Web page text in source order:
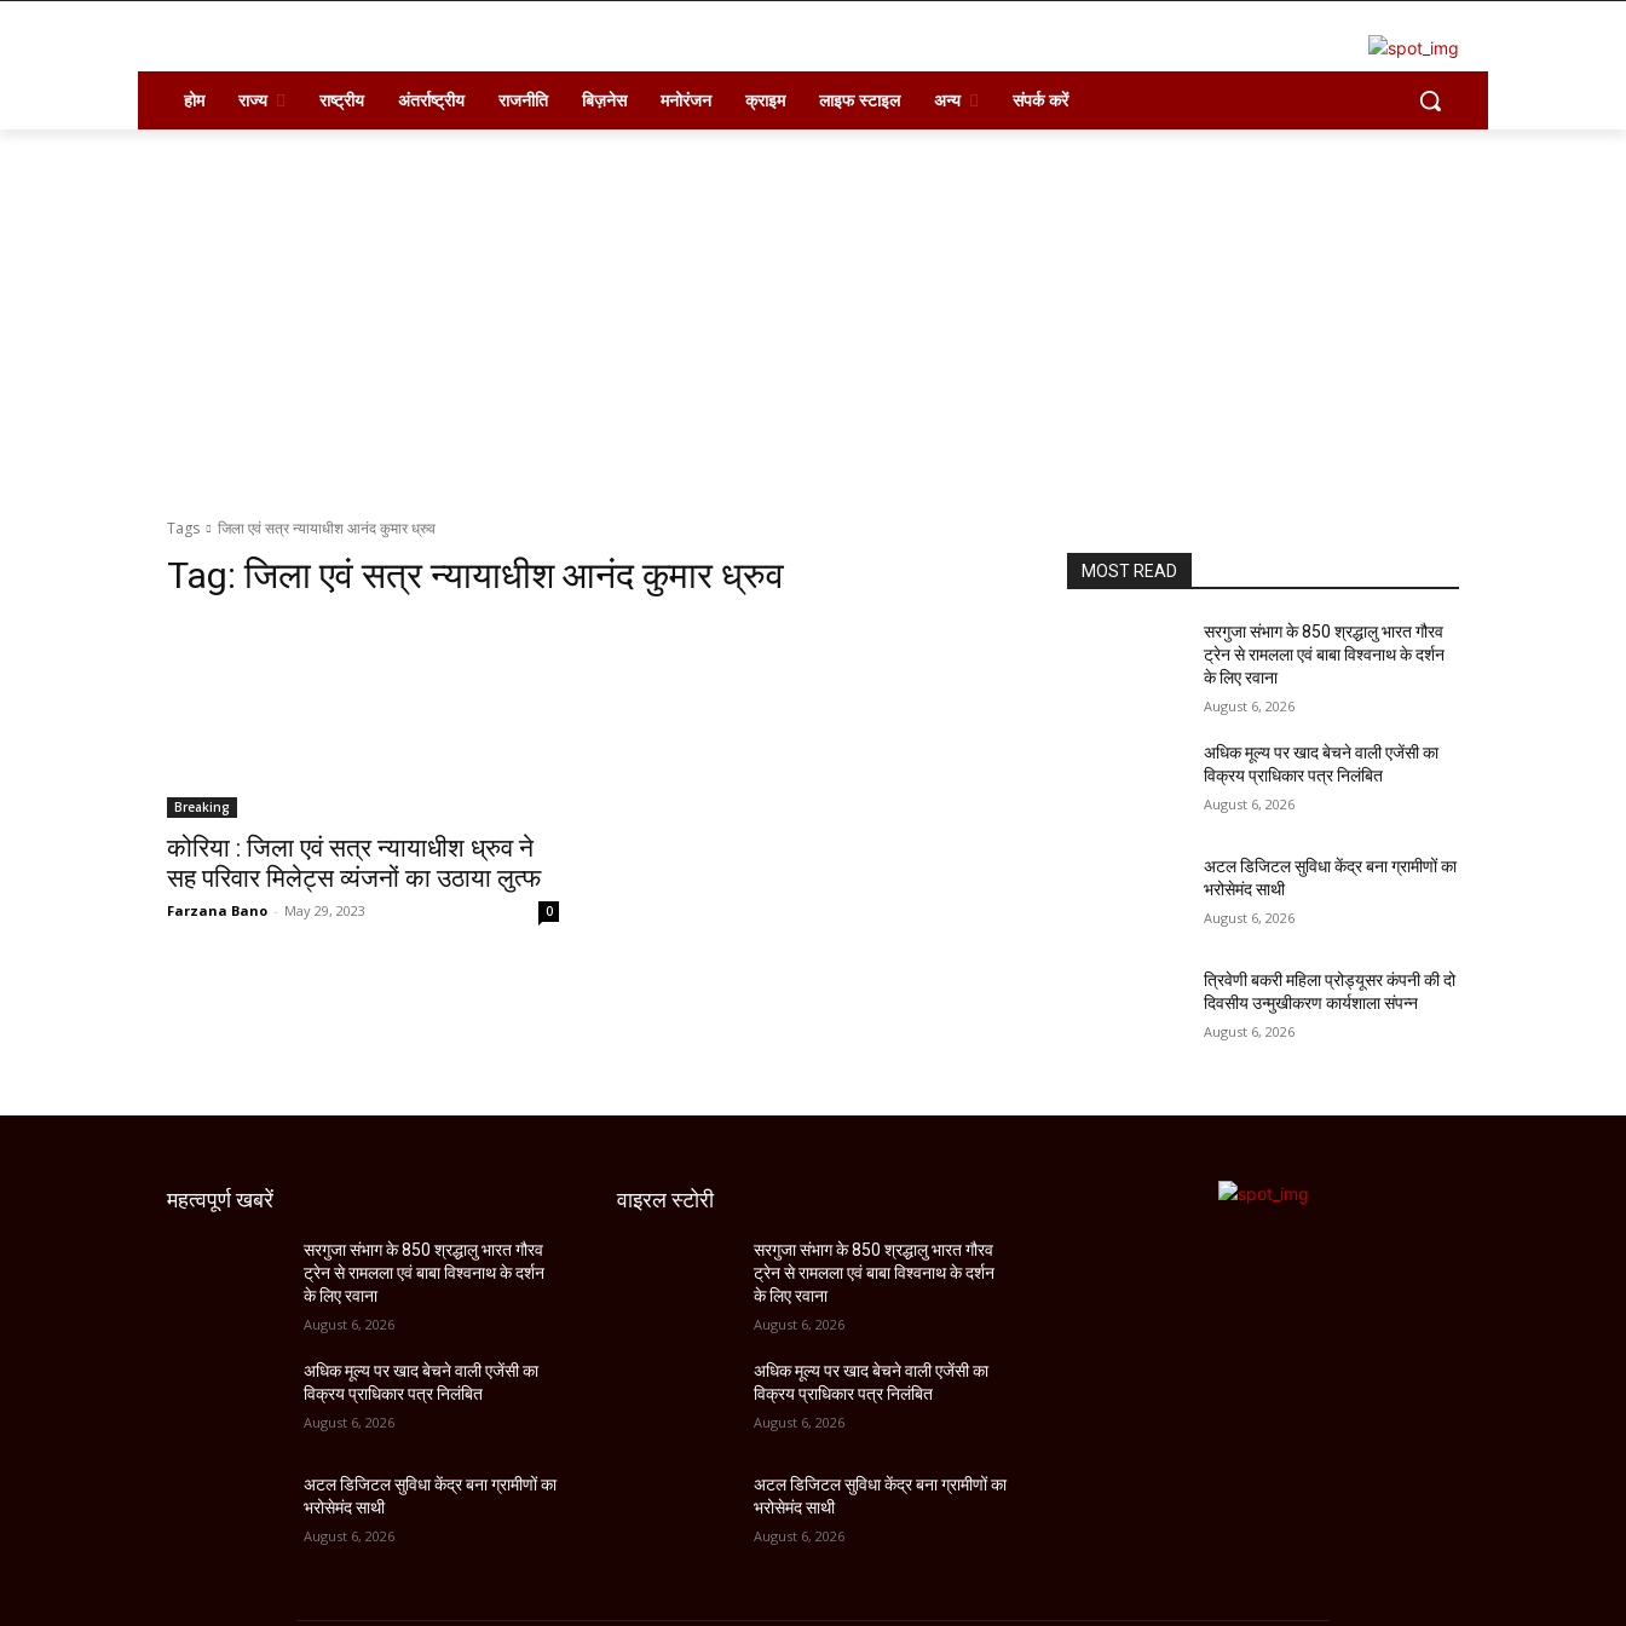
होम राज्य राष्ट्रीय अंतर्राष्ट्रीय राजनीति बिज़नेस मनोरंजन क्राइम लाइफ स्टाइल अन्य संपर्क करें
Tags जिला एवं सत्र न्यायाधीश आनंद कुमार ध्रुव
Tag:जिला एवं सत्र न्यायाधीश आनंद कुमार ध्रुव
Breaking
कोरिया : जिला एवं सत्र न्यायाधीश ध्रुव ने
सह परिवार मिलेट्स व्यंजनों का उठाया लुत्फ
Farzana Bano - May 29, 2023 0
MOST READ
सरगुजा संभाग के 850 श्रद्धालु भारत गौरव
ट्रेन से रामलला एवं बाबा विश्वनाथ के दर्शन
के लिए रवाना
August 6, 2026
अधिक मूल्य पर खाद बेचने वाली एजेंसी का
विक्रय प्राधिकार पत्र निलंबित
August 6, 2026
अटल डिजिटल सुविधा केंद्र बना ग्रामीणों का
भरोसेमंद साथी
August 6, 2026
त्रिवेणी बकरी महिला प्रोड्यूसर कंपनी की दो
दिवसीय उन्मुखीकरण कार्यशाला संपन्न
August 6, 2026
महत्वपूर्ण खबरें
सरगुजा संभाग के 850 श्रद्धालु भारत गौरव
ट्रेन से रामलला एवं बाबा विश्वनाथ के दर्शन
के लिए रवाना
August 6, 2026
अधिक मूल्य पर खाद बेचने वाली एजेंसी का
विक्रय प्राधिकार पत्र निलंबित
August 6, 2026
अटल डिजिटल सुविधा केंद्र बना ग्रामीणों का
भरोसेमंद साथी
August 6, 2026
वाइरल स्टोरी
सरगुजा संभाग के 850 श्रद्धालु भारत गौरव
ट्रेन से रामलला एवं बाबा विश्वनाथ के दर्शन
के लिए रवाना
August 6, 2026
अधिक मूल्य पर खाद बेचने वाली एजेंसी का
विक्रय प्राधिकार पत्र निलंबित
August 6, 2026
अटल डिजिटल सुविधा केंद्र बना ग्रामीणों का
भरोसेमंद साथी
August 6, 2026